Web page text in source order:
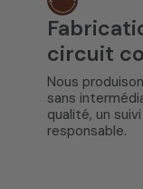
circuit
Nous
sans
qualité, un
responsable.